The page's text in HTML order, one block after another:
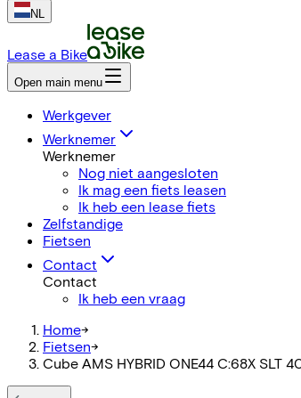
NL
Lease a Bike
Open main menu
Werkgever
Werknemer
Werknemer
Nog niet aangesloten
Ik mag een fiets leasen
Ik heb een lease fiets
Zelfstandige
Fietsen
Contact
Contact
Ik heb een vraag
Home->
Fietsen->
Cube AMS HYBRID ONE44 C:68X SLT